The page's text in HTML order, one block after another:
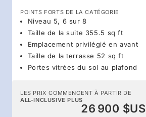
POINTS FORTS DE LA CATÉGORIE
Niveau 5, 6 sur 8
Taille de la suite 355.5 sq ft
Emplacement privilégié en avant
Taille de la terrasse 52 sq ft
Portes vitrées du sol au plafond
LES PRIX COMMENCENT À PARTIR DE
ALL-INCLUSIVE PLUS
26 900 $US